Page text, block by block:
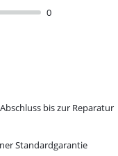
0
bis zur Reparatur
Standardgarantie